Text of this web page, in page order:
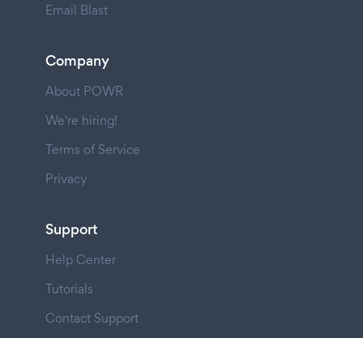
Email Blast
Company
About POWR
We're hiring!
Terms of Service
Privacy
Support
Help Center
Tutorials
Contact Support